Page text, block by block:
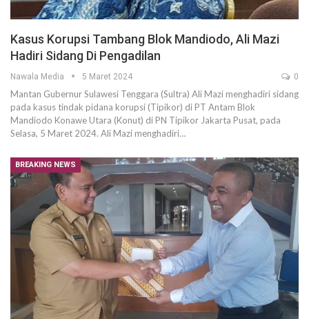
Kasus Korupsi Tambang Blok Mandiodo, Ali Mazi
Hadiri Sidang Di Pengadilan
Nawala Media 5 Maret 2024 0
Mantan Gubernur Sulawesi Tenggara (Sultra) Ali Mazi menghadiri sidang
pada kasus tindak pidana korupsi (Tipikor) di PT Antam Blok
Mandiodo Konawe Utara (Konut) di PN Tipikor Jakarta Pusat, pada
Selasa, 5 Maret 2024. Ali Mazi menghadiri…
BREAKING NEWS